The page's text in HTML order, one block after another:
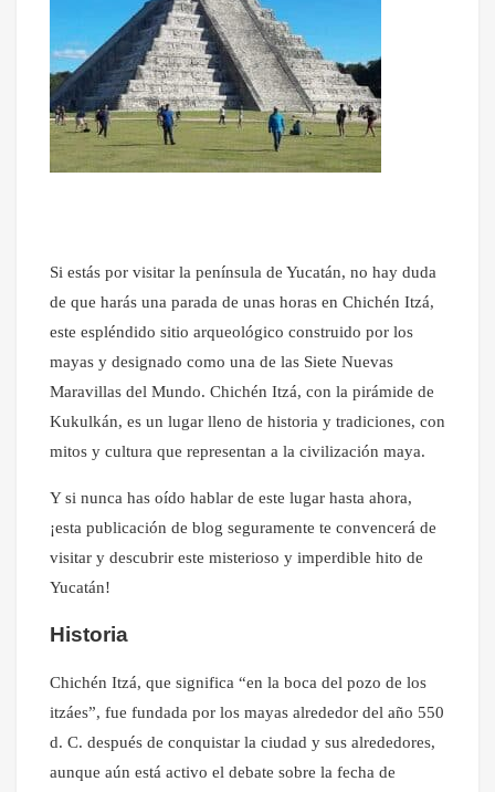
Si estás por visitar la península de Yucatán, no hay duda
de que harás una parada de unas horas en Chichén Itzá,
este espléndido sitio arqueológico construido por los
mayas y designado como una de las Siete Nuevas
Maravillas del Mundo. Chichén Itzá, con la pirámide de
Kukulkán, es un lugar lleno de historia y tradiciones, con
mitos y cultura que representan a la civilización maya.
Y si nunca has oído hablar de este lugar hasta ahora,
¡esta publicación de blog seguramente te convencerá de
visitar y descubrir este misterioso y imperdible hito de
Yucatán!
Historia
Chichén Itzá, que significa “en la boca del pozo de los
itzáes”, fue fundada por los mayas alrededor del año 550
d. C. después de conquistar la ciudad y sus alrededores,
aunque aún está activo el debate sobre la fecha de